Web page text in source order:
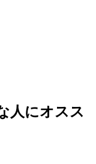
人にオスス